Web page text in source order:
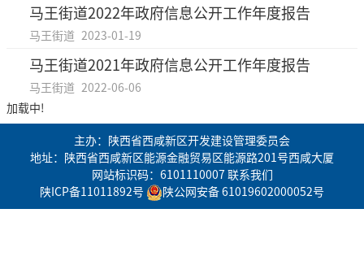
马王街道2022年政府信息公开工作年度报告
马王街道 2023-01-19
马王街道2021年政府信息公开工作年度报告
马王街道 2022-06-06
加载中!
主办：陕西省西咸新区开发建设管理委员会
地址：陕西省西咸新区能源金融贸易区能源路201号西咸大厦
网站标识码：6101110007 联系我们
陕ICP备11011892号
陕公网安备 61019602000052号